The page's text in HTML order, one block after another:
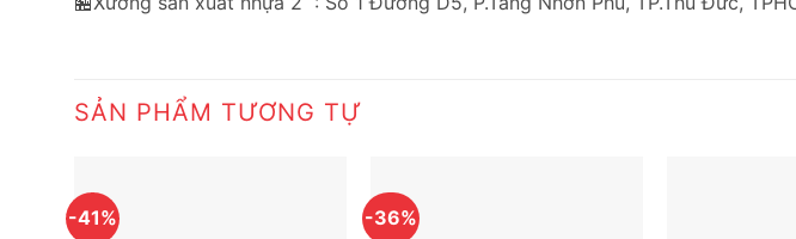
SẢN PHẨM TƯƠNG TỰ
-41% -36%